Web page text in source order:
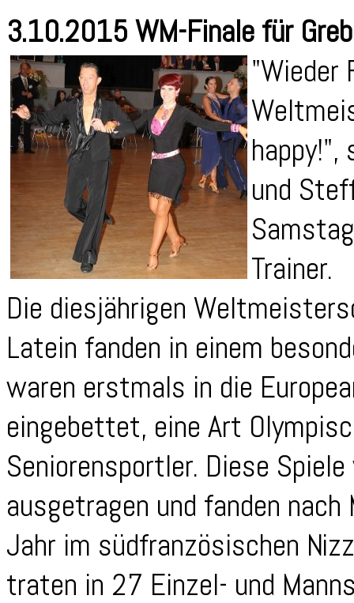
3.10.2015 WM-Finale für
"Wieder
happy!",
und
Trainer.
Die diesjährigen
Latein fanden in einem
waren erstmals in die
eingebettet, eine Art
Seniorensportler. Diese
ausgetragen und fanden
Jahr im südfranzösischen
traten in 27 Einzel- und